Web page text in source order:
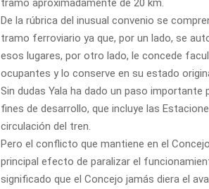
De la rúbrica del inusual convenio se
tramo ferroviario ya que, por un lado, se
esos lugares, por otro lado, le concede
ocupantes y lo conserve en su estado
Sin dudas Yala ha dado un paso
fines de desarrollo, que incluye las
circulación del tren.
Pero el conflicto que mantiene en el
principal efecto de paralizar el
significado que el Concejo jamás diera el